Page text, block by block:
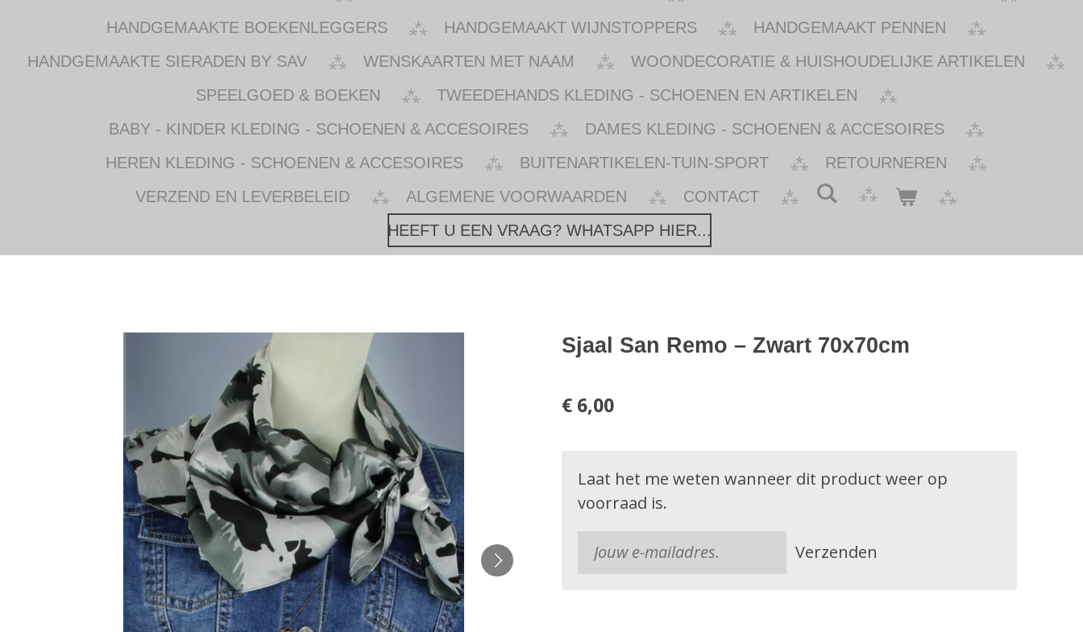
HANDGEMAAKTE BOEKENLEGGERS
HANDGEMAAKT WIJNSTOPPERS
HANDGEMAAKT PENNEN
HANDGEMAAKTE SIERADEN BY SAV
WENSKAARTEN MET NAAM
WOONDECORATIE & HUISHOUDELIJKE ARTIKELEN
SPEELGOED & BOEKEN
TWEEDEHANDS KLEDING - SCHOENEN EN ARTIKELEN
BABY - KINDER KLEDING - SCHOENEN & ACCESOIRES
DAMES KLEDING - SCHOENEN & ACCESOIRES
HEREN KLEDING - SCHOENEN & ACCESOIRES
BUITENARTIKELEN-TUIN-SPORT
RETOURNEREN
VERZEND EN LEVERBELEID
ALGEMENE VOORWAARDEN
CONTACT
HEEFT U EEN VRAAG? WHATSAPP HIER...
Sjaal San Remo – Zwart 70x70cm
€ 6,00
Laat het me weten wanneer dit product weer op
voorraad is.
Verzenden